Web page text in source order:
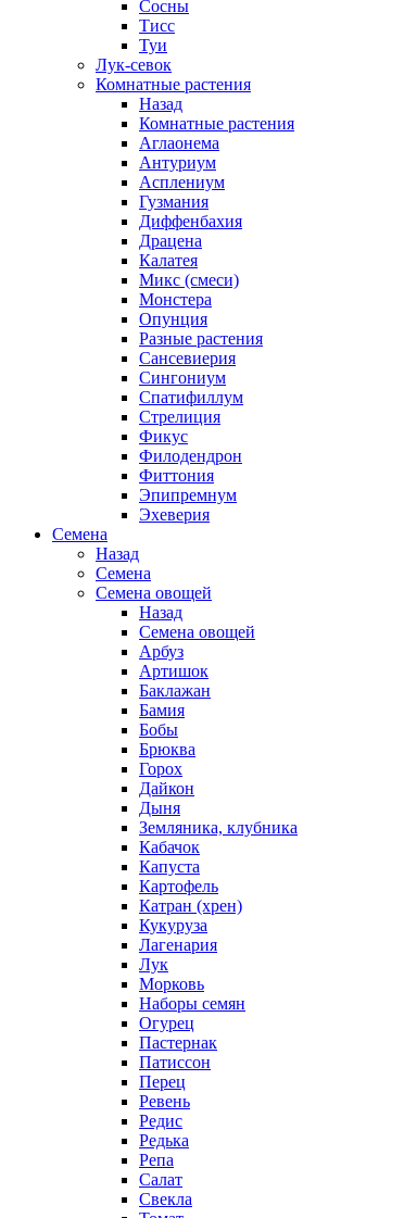
Сосны
Тисс
Туи
Лук-севок
Комнатные растения
Назад
Комнатные растения
Аглаонема
Антуриум
Асплениум
Гузмания
Диффенбахия
Драцена
Калатея
Микс (смеси)
Монстера
Опунция
Разные растения
Сансевиерия
Сингониум
Спатифиллум
Стрелиция
Фикус
Филодендрон
Фиттония
Эпипремнум
Эхеверия
Семена
Назад
Семена
Семена овощей
Назад
Семена овощей
Арбуз
Артишок
Баклажан
Бамия
Бобы
Брюква
Горох
Дайкон
Дыня
Земляника, клубника
Кабачок
Капуста
Картофель
Катран (хрен)
Кукуруза
Лагенария
Лук
Морковь
Наборы семян
Огурец
Пастернак
Патиссон
Перец
Ревень
Редис
Редька
Репа
Салат
Свекла